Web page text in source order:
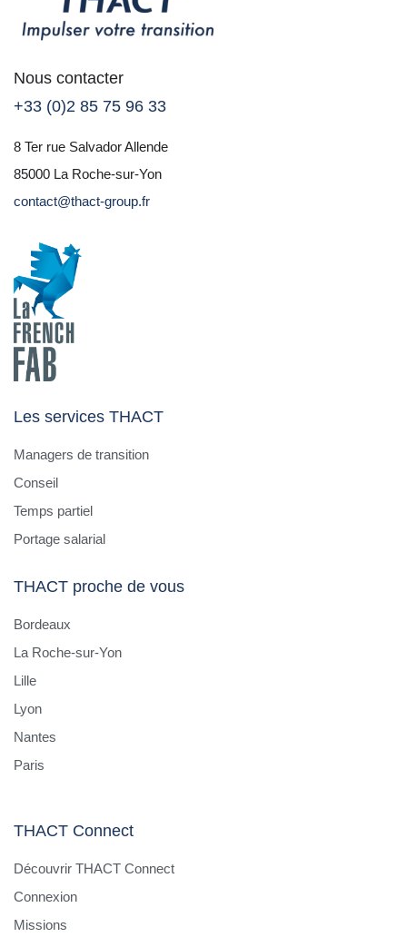
Nous contacter
+33 (0)2 85 75 96 33
8 Ter rue Salvador Allende
85000 La Roche-sur-Yon
contact@thact-group.fr
Les services THACT
Managers de transition
Conseil
Temps partiel
Portage salarial
THACT proche de vous
Bordeaux
La Roche-sur-Yon
Lille
Lyon
Nantes
Paris
THACT Connect
Découvrir THACT Connect
Connexion
Missions